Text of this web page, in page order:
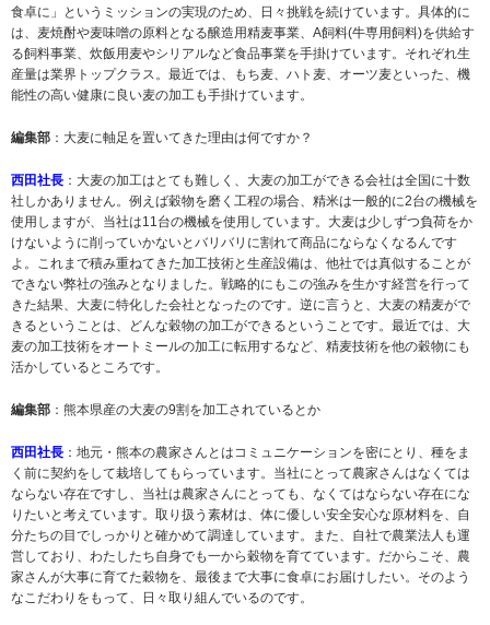
食卓に」というミッションの実現のため、日々挑戦を続けています。具体的に
は、麦焼酎や麦味噌の原料となる醸造用精麦事業、A飼料(牛専用飼料)を供給す
る飼料事業、炊飯用麦やシリアルなど食品事業を手掛けています。それぞれ生
産量は業界トップクラス。最近では、もち麦、ハト麦、オーツ麦といった、機
能性の高い健康に良い麦の加工も手掛けています。
編集部 ：大麦に軸足を置いてきた理由は何ですか？
西田社長 ：大麦の加工はとても難しく、大麦の加工ができる会社は全国に十数
社しかありません。例えば穀物を磨く工程の場合、精米は一般的に2台の機械を
使用しますが、当社は11台の機械を使用しています。大麦は少しずつ負荷をか
けないように削っていかないとバリバリに割れて商品にならなくなるんです
よ。これまで積み重ねてきた加工技術と生産設備は、他社では真似することが
できない弊社の強みとなりました。戦略的にもこの強みを生かす経営を行って
きた結果、大麦に特化した会社となったのです。逆に言うと、大麦の精麦がで
きるということは、どんな穀物の加工ができるということです。最近では、大
麦の加工技術をオートミールの加工に転用するなど、精麦技術を他の穀物にも
活かしているところです。
編集部 ：熊本県産の大麦の9割を加工されているとか
西田社長 ：地元・熊本の農家さんとはコミュニケーションを密にとり、種をま
く前に契約をして栽培してもらっています。当社にとって農家さんはなくては
ならない存在ですし、当社は農家さんにとっても、なくてはならない存在にな
りたいと考えています。取り扱う素材は、体に優しい安全安心な原材料を、自
分たちの目でしっかりと確かめて調達しています。また、自社で農業法人も運
営しており、わたしたち自身でも一から穀物を育てています。だからこそ、農
家さんが大事に育てた穀物を、最後まで大事に食卓にお届けしたい。そのよう
なこだわりをもって、日々取り組んでいるのです。